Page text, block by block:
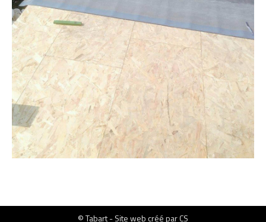
© Tabart - Site web créé parCS